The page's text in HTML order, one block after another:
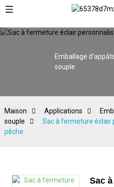
Emballage
souple
Maison Applications
souple
Sac à fermeture éclair
pêche
Sac